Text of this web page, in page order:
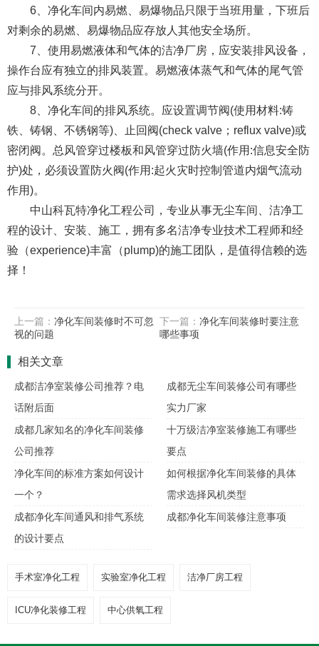
6、净化车间内易燃、易爆物品只限于当班用量，下班后
对剩余的易燃、易爆物品应存放人其他安全场所。
7、使用易燃液体和气体的洁净厂房，应安装排风设备，
操作台应有独立的排风装置。易燃液体蒸气和气体的尾气管
应与排风系统分开。
8、净化车间的排风系统。应设置调节阀(使用材料:铸
铁、铸钢、不锈钢等)、止回阀(check valve；reflux valve)或
密闭阀。总风管穿过楼板和风管穿过防火墙(作用:信息安全防
护)处，必须设置防火阀(作用:起火灾时控制管道内烟气流动
作用)。
中山科瓦特净化工程公司，专业从事无尘车间、洁净工
程的设计、安装、施工，拥有多名洁净专业技术工程师和经
验（experience)丰富（plump)的施工团队，是值得信赖的选
择！
上一篇： 净化车间装修时不可忽
视的问题
下一篇： 净化车间装修时要注意
哪些事项
相关文章
成都洁净室装修公司推荐？电
话附后面
成都无尘车间装修公司有哪些
实力厂家
成都几家知名的净化车间装修
公司推荐
十万级洁净室装修施工有哪些
要点
净化车间的标准方案如何设计
一个？
如何根据净化车间装修的具体
需求选择风机类型
成都净化车间通风和排气系统
的设计要点
成都净化车间装修注意事项
手术室净化工程 实验室净化工程 洁净厂房工程
ICU净化装修工程 中心供氧工程